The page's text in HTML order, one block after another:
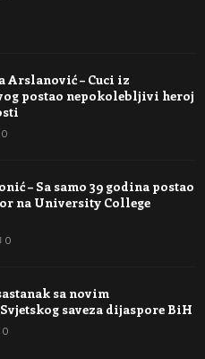
Arslanović – Cuci iz
postao nepokolebljivi heroj
0
– Sa samo 39 godina postao
na University College
0
sa novim
saveza dijaspore BiH
0